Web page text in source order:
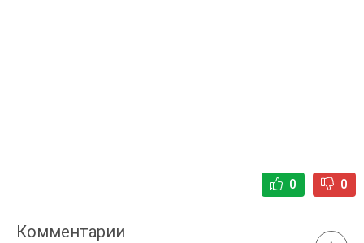
0 0
Комментарии